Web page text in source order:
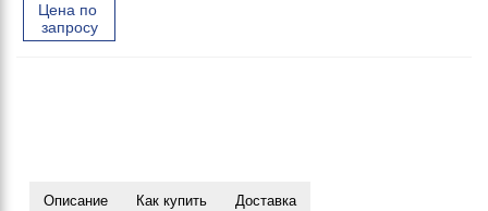
Цена по
запросу
Описание Как купить Доставка